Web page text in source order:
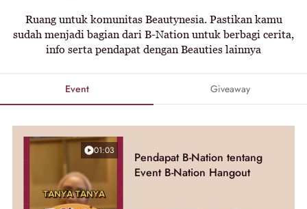
Ruang untuk komunitas Beautynesia. Pastikan kamu
sudah menjadi bagian dari B-Nation untuk berbagi cerita,
info serta pendapat dengan Beauties lainnya
Event Giveaway
01:03
Pendapat B-Nation tentang
Event B-Nation Hangout